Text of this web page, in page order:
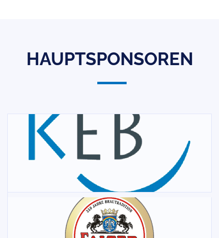
HAUPTSPONSOREN